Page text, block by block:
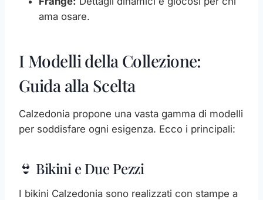
ama osare.
I Modelli della Collezione:
Guida alla Scelta
Calzedonia propone una vasta gamma di modelli
per soddisfare ogni esigenza. Ecco i principali:
👙 Bikini e Due Pezzi
I bikini Calzedonia sono realizzati con stampe a